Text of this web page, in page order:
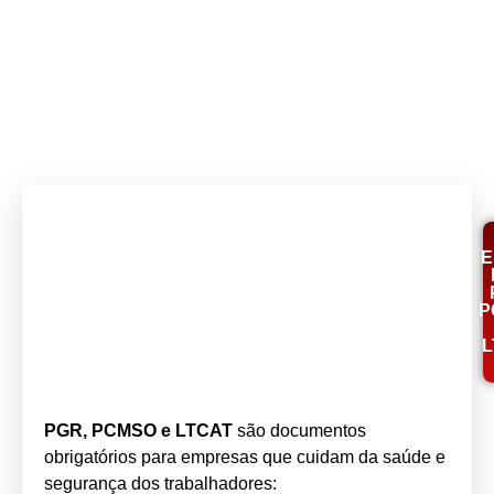
PGR, PCMSO e LTCAT são documentos
obrigatórios para empresas que cuidam da saúde e
segurança dos trabalhadores: